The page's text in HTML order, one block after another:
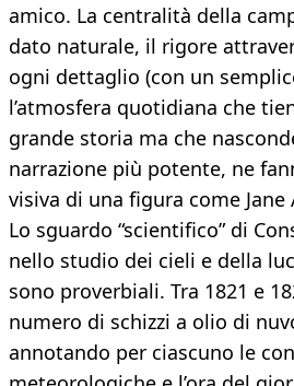
amico. La centralità della
dato naturale, il rigore
ogni dettaglio (con un
l’atmosfera quotidiana che
grande storia ma che
narrazione più potente, ne
visiva di una figura come Jane
Lo sguardo “scientifico” di
nello studio dei cieli e della
sono proverbiali. Tra 1821 e
numero di schizzi a olio di
annotando per ciascuno le